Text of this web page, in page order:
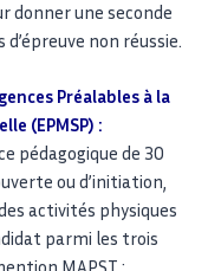
donner une seconde
non réussie.
Préalables à la
(EPMSP) :
pédagogique de 30
ou d’initiation,
activités physiques
parmi les trois
MAPST ;